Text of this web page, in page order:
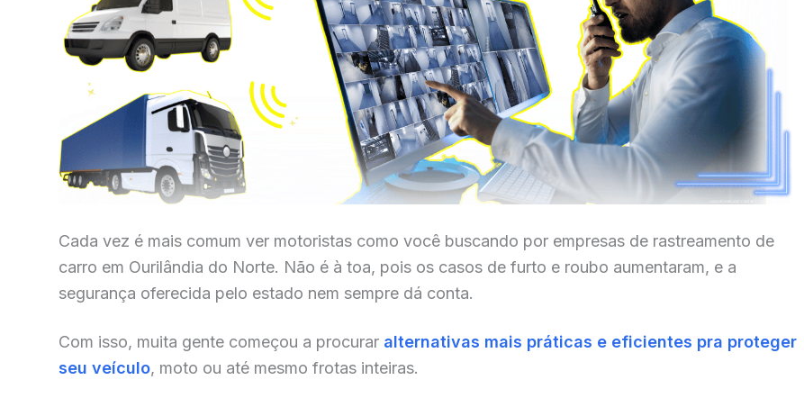
Cada vez é mais comum ver motoristas como você buscando por empresas de rastreamento de
carro em Ourilândia do Norte. Não é à toa, pois os casos de furto e roubo aumentaram, e a
segurança oferecida pelo estado nem sempre dá conta.
Com isso, muita gente começou a procurar alternativas mais práticas e eficientes pra proteger
seu veículo, moto ou até mesmo frotas inteiras.